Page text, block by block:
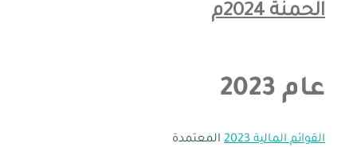
الحمنة 2024م
عام 2023
القوائم المالية 2023 المعتمدة